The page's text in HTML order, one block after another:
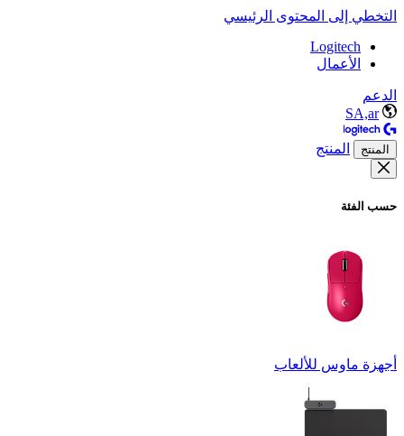
التخطي إلى المحتوى الرئيسي
Logitech
الأعمال
الدعم
SA,ar
المنتج المنتج
حسب الفئة
أجهزة ماوس للألعاب